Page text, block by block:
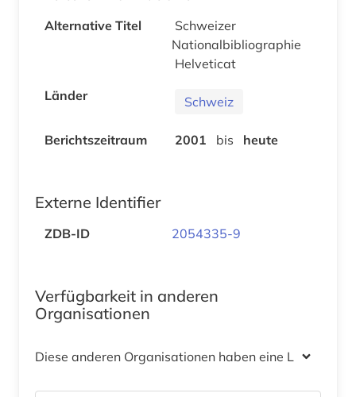
Alternative Titel
Schweizer
Nationalbibliographie
Helveticat
Länder
Schweiz
Berichtszeitraum 2001 bis heute
Externe Identifier
ZDB-ID 2054335-9
Verfügbarkeit in anderen
Organisationen
Diese anderen Organisationen haben eine Lizenz